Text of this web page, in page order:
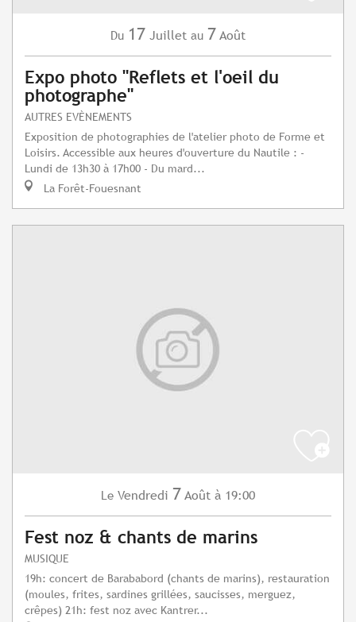
Du 17 Juillet au 7 Août
Expo photo "Reflets et l'oeil du
photographe"
AUTRES EVÈNEMENTS
Exposition de photographies de l'atelier photo de Forme et
Loisirs. Accessible aux heures d'ouverture du Nautile : -
Lundi de 13h30 à 17h00 - Du mard...
La Forêt-Fouesnant
Le Vendredi 7 Août à 19:00
Fest noz & chants de marins
MUSIQUE
19h: concert de Barababord (chants de marins), restauration
(moules, frites, sardines grillées, saucisses, merguez,
crêpes) 21h: fest noz avec Kantrer...